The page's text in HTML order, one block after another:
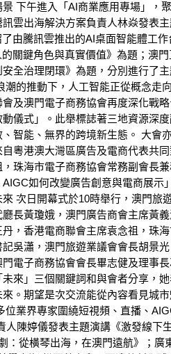
下午進入「AI商業應用專場」，
雲出海解決方案負責人林焱發表
由騰訊雲推出的AI桌面智能體工
的關鍵角色與真實價值》為題；澳
全治理閉環》為題，分別進行了
潮的推動下，人工智能正從概念走
及澳門電子商務協會再度深化戰
儀式」。此舉標誌著三地資源深
智能、無界的跨境新生態。 大會
粵港澳大灣區廣告及電商代表共
珠海市電子商務協會常務副會長
AIGC如何改變廣告創意與電商展
次日開幕式於10時舉行，澳門旅
長黃瓊娥，澳門廣告商會主席黃
，香港電商聯會主席袁念祖，珠
吳瀟，澳門旅遊業議會會長胡景
電子商務協會會長畢志健及理事
未來」三個關鍵詞和與會者分享，
。期望是次交流能從內容看見城
位業界專家圍繞短視頻、直播、
人陳婷儀發表主題演講《激發線下
：從橫琴出海，在澳門遠航》；